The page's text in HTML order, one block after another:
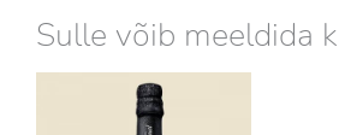
Sulle võib meeldida